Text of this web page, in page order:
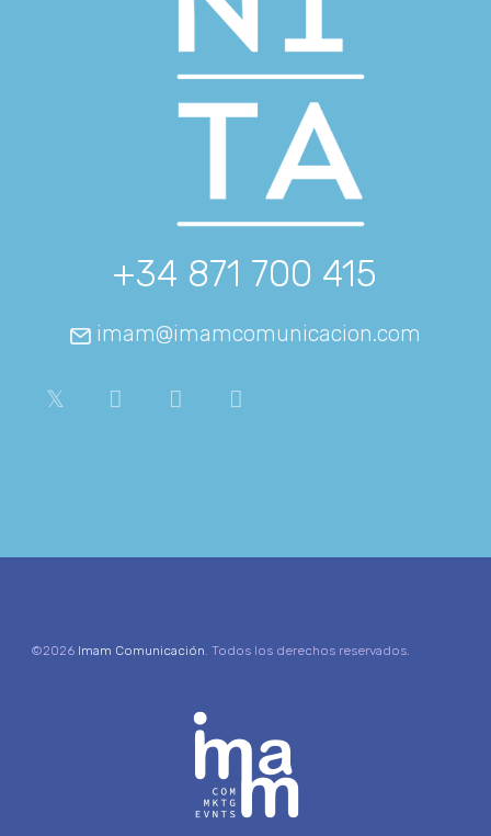
+34 871 700 415
imam@imamcomunicacion.com
©2026 Imam Comunicación. Todos los derechos reservados.